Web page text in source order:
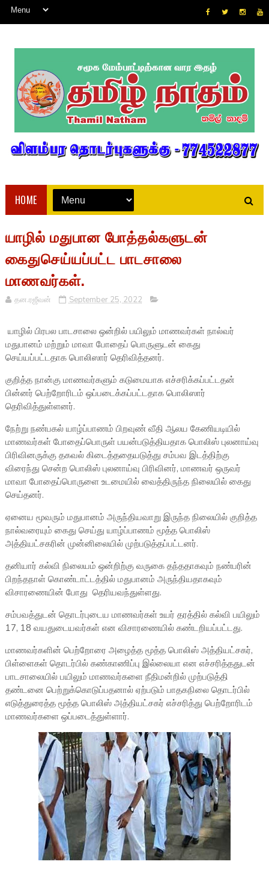
HOME
யாழில் மதுபான போத்தல்களுடன்
கைதுசெய்யப்பட்ட பாடசாலை
மாணவர்கள்.
தன.ரஜீவன் September 25, 2022
யாழில் பிரபல பாடசாலை ஒன்றில் பயிலும் மாணவர்கள் நால்வர்
மதுபானம் மற்றும் மாவா போதைப் பொருளுடன் கைது
செய்யப்பட்டதாக பொலிஸார் தெரிவித்தனர்.
குறித்த நான்கு மாணவர்களும் கடுமையாக எச்சரிக்கப்பட்டதன்
பின்னர் பெற்றோரிடம் ஒப்படைக்கப்பட்டதாக பொலிஸார்
தெரிவித்துள்ளனர்.
நேற்று நண்பகல் யாழ்ப்பாணம் பிறவுண் வீதி ஆலய கேணியடியில்
மாணவர்கள் போதைப்பொருள் பயன்படுத்தியதாக பொலிஸ் புலனாய்வு
பிரிவினருக்கு தகவல் கிடைத்ததையடுத்து சம்பவ இடத்திற்கு
விரைந்து சென்ற பொலிஸ் புலனாய்வு பிரிவினர், மாணவர் ஒருவர்
மாவா போதைப்பொருளை உடமையில் வைத்திருந்த நிலையில் கைது
செய்தனர்.
ஏனைய மூவரும் மதுபானம் அருந்தியவாறு இருந்த நிலையில் குறித்த
நால்வரையும் கைது செய்து யாழ்ப்பாணம் மூத்த பொலிஸ்
அத்தியட்சகரின் முன்னிலையில் முற்படுத்தப்பட்டனர்.
தனியார் கல்வி நிலையம் ஒன்றிற்கு வருகை தந்ததாகவும் நண்பரின்
பிறந்தநாள் கொண்டாட்டத்தில் மதுபானம் அருந்தியதாகவும்
விசாரணையின் போது தெரியவந்துள்ளது.
சம்பவத்துடன் தொடர்புடைய மாணவர்கள் உயர் தரத்தில் கல்வி பயிலும்
17, 18 வயதுடையவர்கள் என விசாரணையில் கண்டறியப்பட்டது.
மாணவர்களின் பெற்றோரை அழைத்த மூத்த பொலிஸ் அத்தியட்சகர்,
பிள்ளைகள் தொடர்பில் கண்காணிப்பு இல்லையா என எச்சரித்ததுடன்
பாடசாலையில் பயிலும் மாணவர்களை நீதிமன்றில் முற்படுத்தி
தண்டனை பெற்றுக்கொடுப்பதனால் ஏற்படும் பாதகநிலை தொடர்பில்
எடுத்துரைத்த மூத்த பொலிஸ் அத்தியட்சகர் எச்சரித்து பெற்றோரிடம்
மாணவர்களை ஒப்படைத்துள்ளார்.